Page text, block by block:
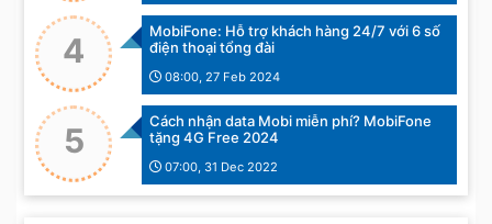
4
MobiFone: Hỗ trợ khách hàng 24/7 với 6 số
điện thoại tổng đài
08:00, 27 Feb 2024
5
Cách nhận data Mobi miễn phí? MobiFone
tặng 4G Free 2024
07:00, 31 Dec 2022